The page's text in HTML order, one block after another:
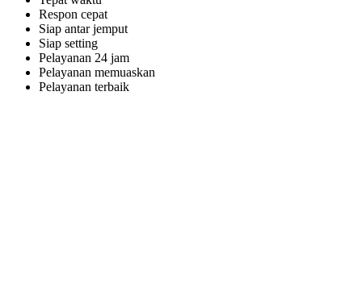
Respon cepat
Siap antar jemput
Siap setting
Pelayanan 24 jam
Pelayanan memuaskan
Pelayanan terbaik